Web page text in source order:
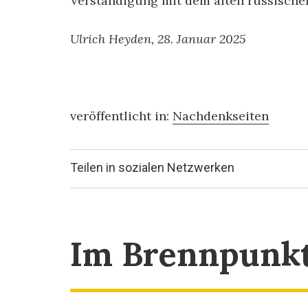
Ulrich Heyden, 28. Januar 2025
veröffentlicht in: Nachdenkseiten
Teilen in sozialen Netzwerken
Im